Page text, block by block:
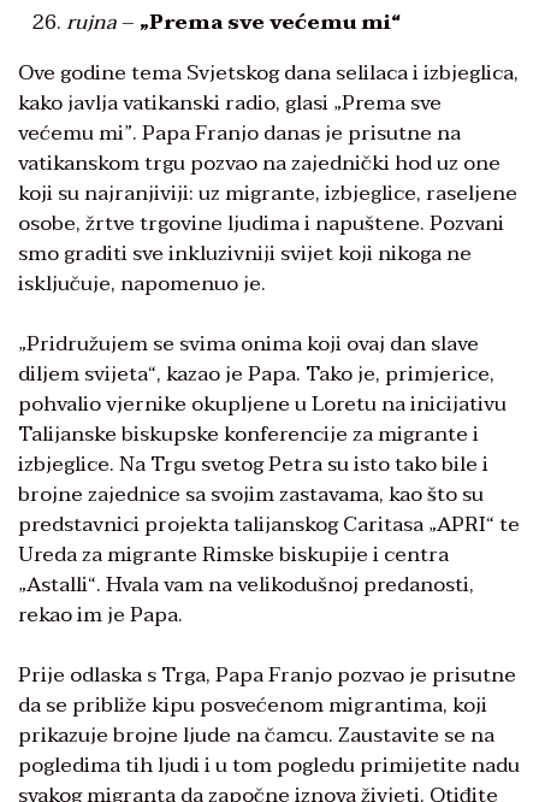
rujna– „Prema sve većemu mi“
Ove godine tema Svjetskog dana selilaca i izbjeglica,
kako javlja vatikanski radio, glasi „Prema sve
većemu mi”. Papa Franjo danas je prisutne na
vatikanskom trgu pozvao na zajednički hod uz one
koji su najranjiviji: uz migrante, izbjeglice, raseljene
osobe, žrtve trgovine ljudima i napuštene. Pozvani
smo graditi sve inkluzivniji svijet koji nikoga ne
isključuje, napomenuo je.
„Pridružujem se svima onima koji ovaj dan slave
diljem svijeta“, kazao je Papa. Tako je, primjerice,
pohvalio vjernike okupljene u Loretu na inicijativu
Talijanske biskupske konferencije za migrante i
izbjeglice. Na Trgu svetog Petra su isto tako bile i
brojne zajednice sa svojim zastavama, kao što su
predstavnici projekta talijanskog Caritasa „APRI“ te
Ureda za migrante Rimske biskupije i centra
„Astalli“. Hvala vam na velikodušnoj predanosti,
rekao im je Papa.
Prije odlaska s Trga, Papa Franjo pozvao je prisutne
da se približe kipu posvećenom migrantima, koji
prikazuje brojne ljude na čamcu. Zaustavite se na
pogledima tih ljudi i u tom pogledu primijetite nadu